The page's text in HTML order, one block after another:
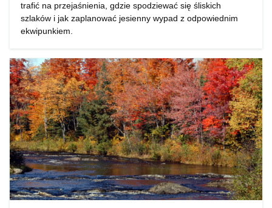
trafić na przejaśnienia, gdzie spodziewać się śliskich
szlaków i jak zaplanować jesienny wypad z odpowiednim
ekwipunkiem.